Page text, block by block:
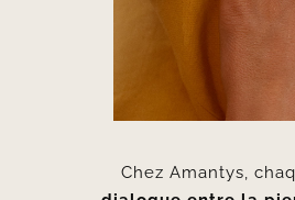
Chez Amantys,